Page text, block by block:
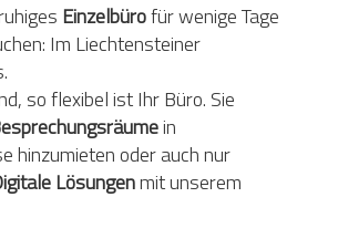
Einzelbürofür wenige Tage
Im Liechtensteiner
so flexibel ist Ihr Büro. Sie
in
hinzumieten oder auch nur
Lösungenmit unserem